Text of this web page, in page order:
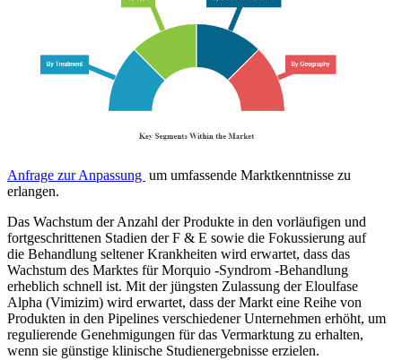
Anfrage zur Anpassung um umfassende Marktkenntnisse zu
erlangen.
Das Wachstum der Anzahl der Produkte in den vorläufigen und
fortgeschrittenen Stadien der F & E sowie die Fokussierung auf
die Behandlung seltener Krankheiten wird erwartet, dass das
Wachstum des Marktes für Morquio -Syndrom -Behandlung
erheblich schnell ist. Mit der jüngsten Zulassung der Eloulfase
Alpha (Vimizim) wird erwartet, dass der Markt eine Reihe von
Produkten in den Pipelines verschiedener Unternehmen erhöht, um
regulierende Genehmigungen für das Vermarktung zu erhalten,
wenn sie günstige klinische Studienergebnisse erzielen.